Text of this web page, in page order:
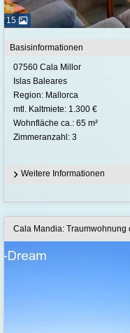
15
Basisinformationen
07560 Cala Millor
Islas Baleares
Region: Mallorca
mtl. Kaltmiete: 1.300 €
Wohnfläche ca.: 65 m²
Zimmeranzahl: 3
Weitere Informationen